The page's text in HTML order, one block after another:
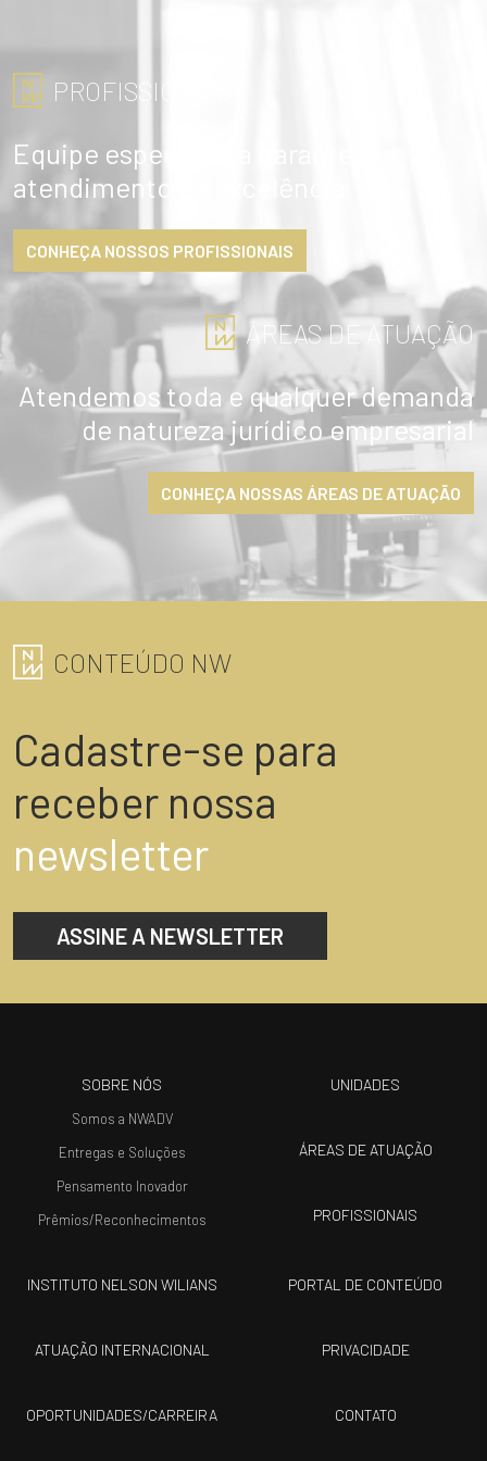
PROFISSIONAIS
Equipe especialista garante
atendimento de excelência
CONHEÇA NOSSOS PROFISSIONAIS
ÁREAS DE ATUAÇÃO
Atendemos toda e qualquer demanda
de natureza jurídico empresarial
CONHEÇA NOSSAS ÁREAS DE ATUAÇÃO
CONTEÚDO NW
Cadastre-se para
receber nossa
newsletter
ASSINE A NEWSLETTER
ENVIAR
SOBRE NÓS
Somos a NWADV
Entregas e Soluções
Pensamento Inovador
Prêmios/Reconhecimentos
UNIDADES
ÁREAS DE ATUAÇÃO
PROFISSIONAIS
INSTITUTO NELSON WILIANS
ATUAÇÃO INTERNACIONAL
OPORTUNIDADES/CARREIRA
PORTAL DE CONTEÚDO
PRIVACIDADE
CONTATO